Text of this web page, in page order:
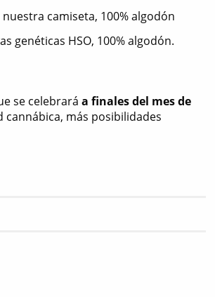
camiseta, 100% algodón
genéticas HSO, 100% algodón.
se celebraráa finales del mes de
cannábica, más posibilidades